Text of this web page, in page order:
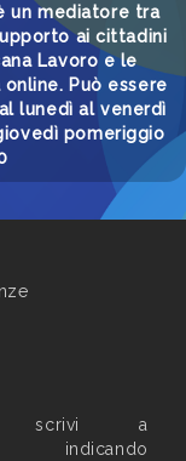
un mediatore tra
ai cittadini
Lavoro e le
Può essere
lunedì al venerdì
pomeriggio
scrivi a